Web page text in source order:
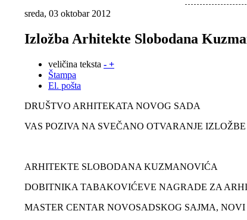
sreda, 03 oktobar 2012
Izložba Arhitekte Slobodana
veličina teksta - +
Štampa
El. pošta
DRUŠTVO ARHITEKATA NOVOG SADA
VAS POZIVA NA SVEČANO OTVARANJE IZLOŽBE
ARHITEKTE SLOBODANA KUZMANOVIĆA
DOBITNIKA TABAKOVIĆEVE NAGRADE ZA
MASTER CENTAR NOVOSADSKOG SAJMA,